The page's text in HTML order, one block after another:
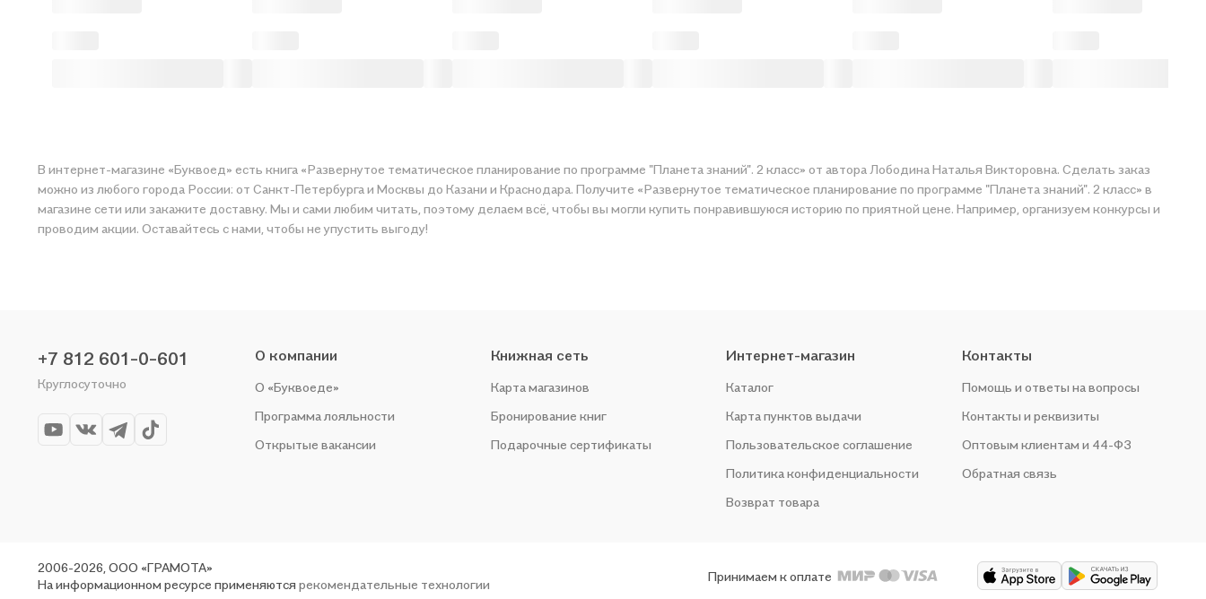
В интернет-магазине «Буквоед» есть книга «Развернутое тематическое планирование по программе "Планета знаний". 2 класс» от автора Лободина Наталья Викторовна. Сделать заказ
можно из любого города России: от Санкт-Петербурга и Москвы до Казани и Краснодара. Получите «Развернутое тематическое планирование по программе "Планета знаний". 2 класс» в
магазине сети или закажите доставку. Мы и сами любим читать, поэтому делаем всё, чтобы вы могли купить понравившуюся историю по приятной цене. Например, организуем конкурсы и
проводим акции. Оставайтесь с нами, чтобы не упустить выгоду!
+7 812 601-0-601
Круглосуточно
О компании
О «Буквоеде»
Программа лояльности
Открытые вакансии
Книжная сеть
Карта магазинов
Бронирование книг
Подарочные сертификаты
Интернет-магазин
Каталог
Карта пунктов выдачи
Пользовательское соглашение
Политика конфиденциальности
Возврат товара
Контакты
Помощь и ответы на вопросы
Контакты и реквизиты
Оптовым клиентам и 44-ФЗ
Обратная связь
2006-2026, ООО «ГРАМОТА»
На информационном ресурсе применяются рекомендательные технологии
Принимаем к оплате